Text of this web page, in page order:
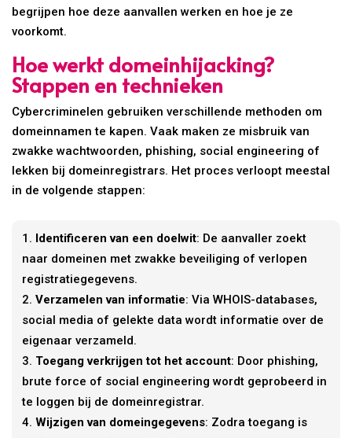
begrijpen hoe deze aanvallen werken en hoe je ze
voorkomt.
Hoe werkt domeinhijacking?
Stappen en technieken
Cybercriminelen gebruiken verschillende methoden om
domeinnamen te kapen. Vaak maken ze misbruik van
zwakke wachtwoorden, phishing, social engineering of
lekken bij domeinregistrars. Het proces verloopt meestal
in de volgende stappen:
Identificeren van een doelwit: De aanvaller zoekt
naar domeinen met zwakke beveiliging of verlopen
registratiegegevens.
Verzamelen van informatie: Via WHOIS-databases,
social media of gelekte data wordt informatie over de
eigenaar verzameld.
Toegang verkrijgen tot het account: Door phishing,
brute force of social engineering wordt geprobeerd in
te loggen bij de domeinregistrar.
Wijzigen van domeingegevens: Zodra toegang is